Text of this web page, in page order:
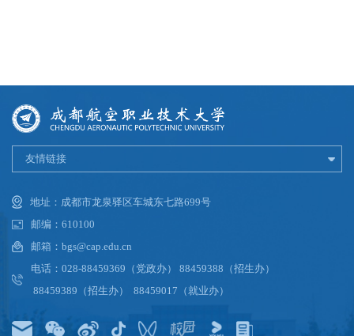
友情链接
地址：成都市龙泉驿区车城东七路699号
邮编：610100
邮箱：bgs@cap.edu.cn
电话：028-88459369（党政办） 88459388（招生办）
88459389（招生办） 88459017（就业办）